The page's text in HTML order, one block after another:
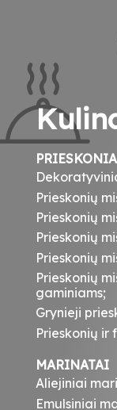
turinį
Prieskonių
Prieskonių
Prieskonių
Prieskonių
Prieskonių
gaminiams;
Grynieji
Prieskonių ir
MARINATAI
Aliejiniai
Emulsiniai